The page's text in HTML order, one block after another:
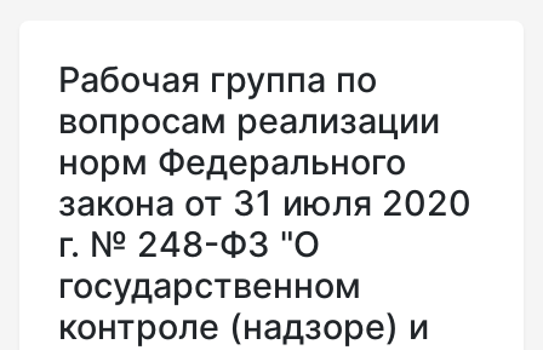
Рабочая группа по
вопросам реализации
норм Федерального
закона от 31 июля 2020
г. № 248-ФЗ "О
государственном
контроле (надзоре) и